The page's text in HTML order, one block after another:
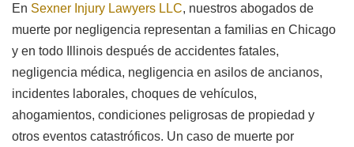
En Sexner Injury Lawyers LLC, nuestros abogados de
muerte por negligencia representan a familias en Chicago
y en todo Illinois después de accidentes fatales,
negligencia médica, negligencia en asilos de ancianos,
incidentes laborales, choques de vehículos,
ahogamientos, condiciones peligrosas de propiedad y
otros eventos catastróficos. Un caso de muerte por